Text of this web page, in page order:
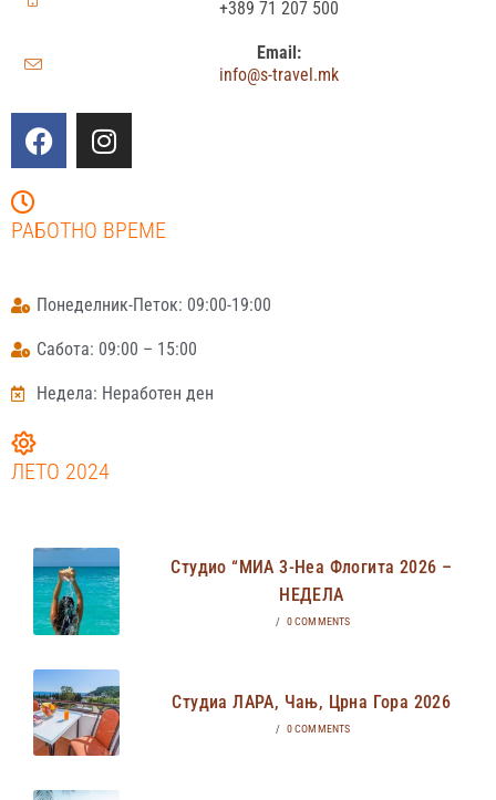
+389 71 207 500
Email:
info@s-travel.mk
РАБОТНО ВРЕМЕ
Понеделник-Петок: 09:00-19:00
Сабота: 09:00 – 15:00
Недела: Неработен ден
ЛЕТО 2024
Студио “МИА 3-Неа Флогита 2026 –
НЕДЕЛА
/ 0 COMMENTS
Студиа ЛАРА, Чањ, Црна Гора 2026
/ 0 COMMENTS